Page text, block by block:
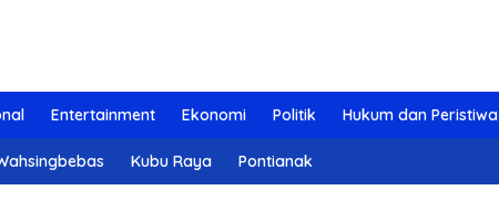
Entertainment Ekonomi Politik Hukum dan Peristiwa
Kubu Raya Pontianak